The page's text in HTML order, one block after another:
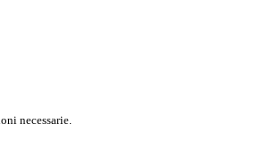
necessarie.